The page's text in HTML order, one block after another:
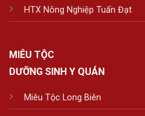
HTX Nông Nghiệp Tuấn Đạt
MIÊU TỘC
DƯỠNG SINH Y QUÁN
Miêu Tộc Long Biên